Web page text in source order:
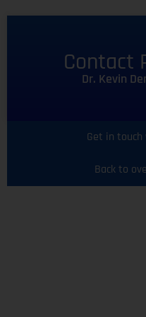
Contact
Dr. Kevin
Get in
Back to